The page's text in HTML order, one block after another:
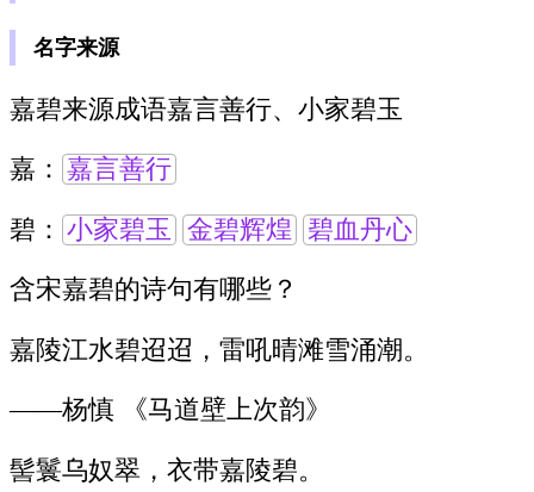
名字来源
嘉碧来源成语嘉言善行、小家碧玉
嘉： 嘉言善行
碧： 小家碧玉 金碧辉煌 碧血丹心
含宋嘉碧的诗句有哪些？
嘉陵江水碧迢迢，雷吼晴滩雪涌潮。
——杨慎 《马道壁上次韵》
髻鬟乌奴翠，衣带嘉陵碧。